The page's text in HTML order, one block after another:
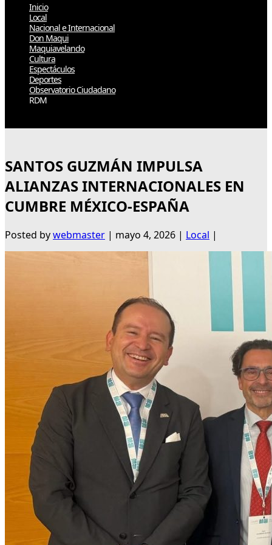
Inicio
Local
Nacional e Internacional
Don Maqui
Maquiavelando
Cultura
Espectáculos
Deportes
Observatorio Ciudadano
RDM
SANTOS GUZMÁN IMPULSA
ALIANZAS INTERNACIONALES EN
CUMBRE MÉXICO-ESPAÑA
Posted bywebmaster | mayo 4, 2026 | Local |